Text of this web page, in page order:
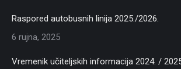
Raspored autobusnih linija 2025./2026.
6 rujna, 2025
Vremenik učiteljskih informacija 2024. /